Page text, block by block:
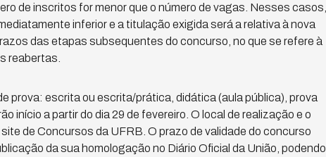
de inscritos for menor que o número de vagas. Nesses casos,
inferior e a titulação exigida será a relativa à nova
das etapas subsequentes do concurso, no que se refere à
reabertas.
prova: escrita ou escrita/prática, didática (aula pública), prova
início a partir do dia 29 de fevereiro. O local de realização e o
de Concursos da UFRB. O prazo de validade do concurso
da sua homologação no Diário Oficial da União, podendo